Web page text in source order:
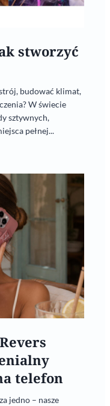
stworzyć
budować klimat,
W świecie
sztywnych,
pełnej...
telefon
jedno – nasze